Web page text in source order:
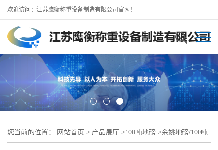
欢迎访问：江苏鹰衡称重设备制造有限公司官网！
您当前的位置： 网站首页 > 产品展厅 >100吨地磅 >余姚地磅/100吨